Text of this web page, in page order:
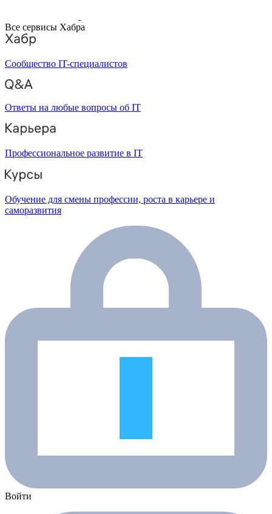
Все сервисы Хабра
Сообщество IT-специалистов
Ответы на любые вопросы об IT
Профессиональное развитие в IT
Обучение для смены профессии, роста в карьере и
саморазвития
Войти